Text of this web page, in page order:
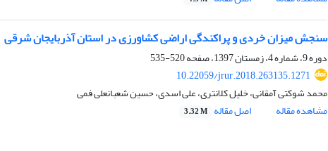
سنجش میزان خردی و پراکندگی اراضی کشاورزی در استان آذربایجان شرقی
دوره 9، شماره 4، زمستان 1397، صفحه
520-535
10.22059/jrur.2018.263135.1271
محمد شوکتی آمقانی، خلیل کلانتری، علی اسدی، حسین شعبانعلی فمی
مشاهده مقاله
اصل مقاله 3.32 M